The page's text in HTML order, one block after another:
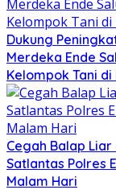
Dukung
Merdeka Ende
Kelompok Tani di
Cegah Balap
Satlantas Polres
Malam Hari